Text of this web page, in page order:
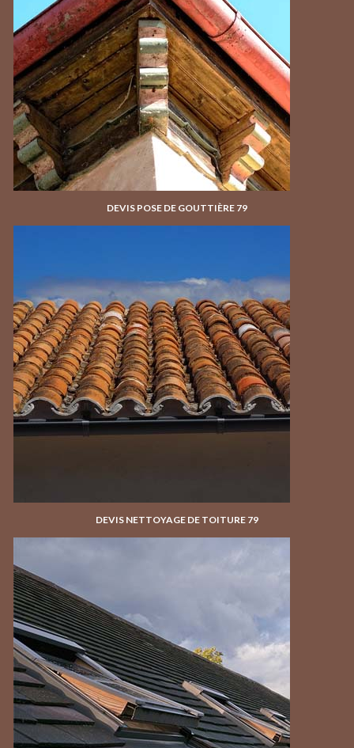
DEVIS POSE DE GOUTTIÈRE 79
DEVIS NETTOYAGE DE TOITURE 79